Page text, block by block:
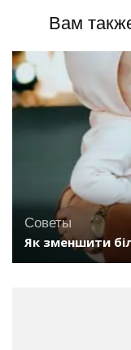
Вам
Советы
Як зменшити